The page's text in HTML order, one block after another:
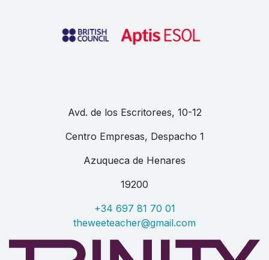
Avd. de los Escritorees, 10-12
Centro Empresas, Despacho 1
Azuqueca de Henares
19200
+34 697 81 70 01
theweeteacher@gmail.com